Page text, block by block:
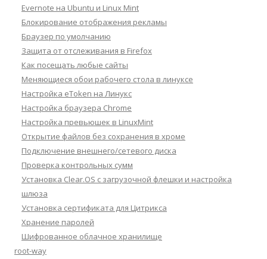
Evernote на Ubuntu и Linux Mint
Блокирование отображения рекламы
Браузер по умолчанию
Защита от отслеживания в Firefox
Как посещать любые сайты
Меняющиеся обои рабочего стола в линуксе
Настройка eToken на Линукс
Настройка браузера Chrome
Настройка превьюшек в LinuxMint
Открытие файлов без сохранения в хроме
Подключение внешнего/сетевого диска
Проверка контрольных сумм
Установка Clear.OS с загрузочной флешки и настройка
шлюза
Установка сертификата для Цитрикса
Хранение паролей
Шифрованное облачное хранилище
root-way